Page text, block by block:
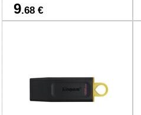
9.68 €